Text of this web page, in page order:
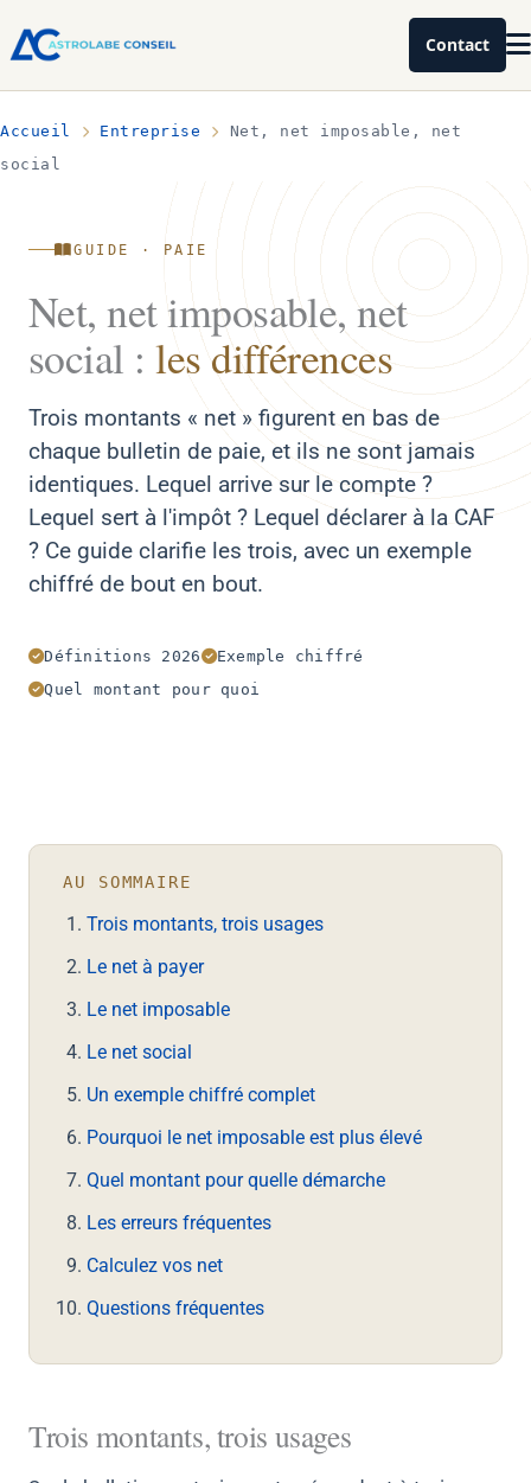
Contact
Accueil Entreprise
Net, net imposable, net
social
GUIDE · PAIE
Net, net imposable, net
social :les différences
Trois montants « net » figurent en bas de
chaque bulletin de paie, et ils ne sont jamais
identiques. Lequel arrive sur le compte ?
Lequel sert à l'impôt ? Lequel déclarer à la CAF
? Ce guide clarifie les trois, avec un exemple
chiffré de bout en bout.
Définitions 2026
Exemple chiffré
Quel montant pour quoi
AU SOMMAIRE
Trois montants, trois usages
Le net à payer
Le net imposable
Le net social
Un exemple chiffré complet
Pourquoi le net imposable est plus élevé
Quel montant pour quelle démarche
Les erreurs fréquentes
Calculez vos net
Questions fréquentes
Trois montants, trois usages